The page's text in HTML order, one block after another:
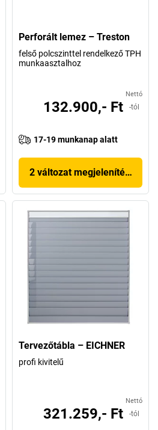
Perforált lemez – Treston
felső polcszinttel rendelkező TPH
munkaasztalhoz
Nettó
132.900,- Ft -tól
17-19 munkanap alatt
2 változat megjelenítése
Tervezőtábla – EICHNER
profi kivitelű
Nettó
321.259,- Ft -tól